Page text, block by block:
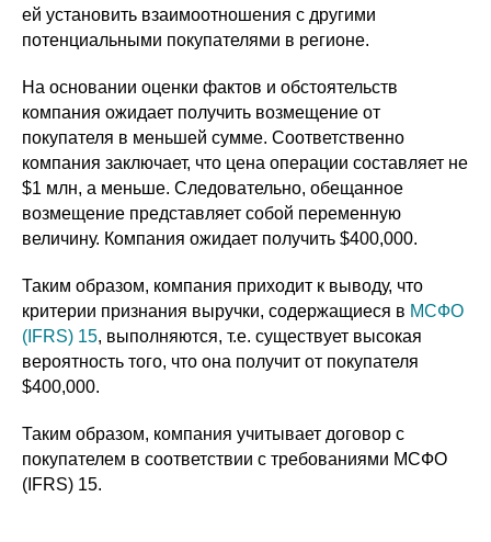
ей установить взаимоотношения с другими
потенциальными покупателями в регионе.
На основании оценки фактов и обстоятельств
компания ожидает получить возмещение от
покупателя в меньшей сумме. Соответственно
компания заключает, что цена операции составляет не
$1 млн, а меньше. Следовательно, обещанное
возмещение представляет собой переменную
величину. Компания ожидает получить $400,000.
Таким образом, компания приходит к выводу, что
критерии признания выручки, содержащиеся в МСФО
(IFRS) 15, выполняются, т.е. существует высокая
вероятность того, что она получит от покупателя
$400,000.
Таким образом, компания учитывает договор с
покупателем в соответствии с требованиями МСФО
(IFRS) 15.